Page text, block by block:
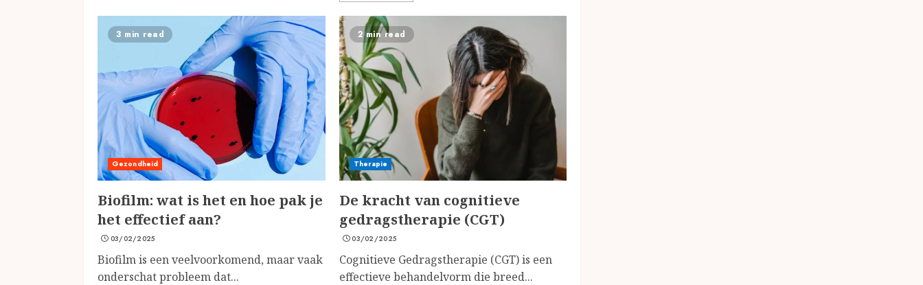
3 min read
Gezondheid
Biofilm: wat is het en hoe pak je
het effectief aan?
03/02/2025
Biofilm is een veelvoorkomend, maar vaak
onderschat probleem dat...
2 min read
Therapie
De kracht van cognitieve
gedragstherapie (CGT)
03/02/2025
Cognitieve Gedragstherapie (CGT) is een
effectieve behandelvorm die breed...